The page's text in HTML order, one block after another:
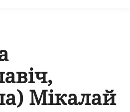
Мікалай